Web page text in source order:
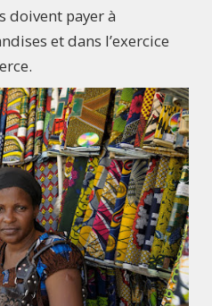
doivent payer à
et dans l’exercice